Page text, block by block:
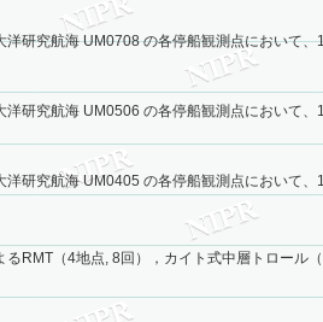
洋研究航海 UM0708 の各停船観測点において、
洋研究航海 UM0506 の各停船観測点において、
洋研究航海 UM0405 の各停船観測点において、
るRMT（4地点, 8回），カイト式中層トロール